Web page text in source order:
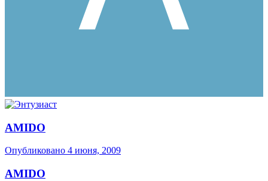
AMIDO
Опубликовано 4 июня, 2009
AMIDO